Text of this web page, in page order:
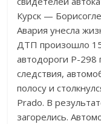
Курск —
Авария унесла
ДТП произошло
автодороги Р-298
следствия,
полосу и
Prado. В
загорелись.